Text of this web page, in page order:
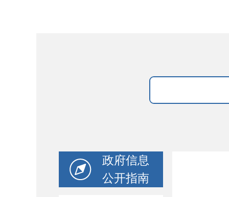
政府信息
公开指南